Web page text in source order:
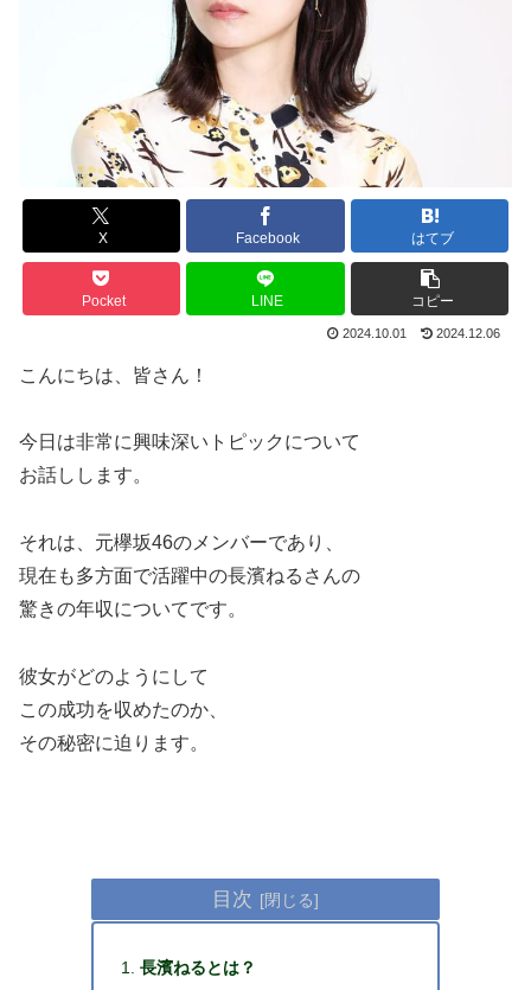
X Facebook はてブ
Pocket LINE コピー
2024.10.01 2024.12.06
こんにちは、皆さん！
今日は非常に興味深いトピックについて
お話しします。
それは、元欅坂46のメンバーであり、
現在も多方面で活躍中の長濱ねるさんの
驚きの年収についてです。
彼女がどのようにして
この成功を収めたのか、
その秘密に迫ります。
目次
長濱ねるとは？